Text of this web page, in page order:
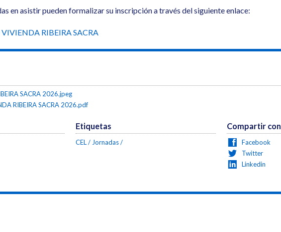
en asistir pueden formalizar su inscripción a través del siguiente enlace:
RIBEIRA SACRA
SACRA 2026.jpeg
RIBEIRA SACRA 2026.pdf
Etiquetas
CEL Jornadas
Compartir con
Facebook
Twitter
Linkedin